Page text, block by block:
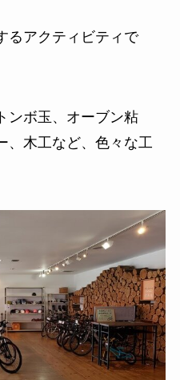
るアクティビティで
ンボ玉、オーブン粘
、木工など、色々な工